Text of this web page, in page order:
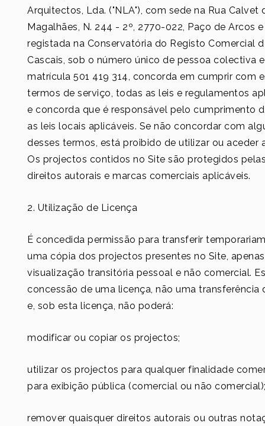
Arquitectos, Lda. ("NLA"), com sede na Rua Calvet
Magalhães, N. 244 - 2º, 2770-022, Paço de Arcos e
registada na Conservatória do Registo Comercial
Cascais, sob o número único de pessoa colectiva
matrícula 501 419 314, concorda em cumprir com
termos de serviço, todas as leis e regulamentos
e concorda que é responsável pelo cumprimento
as leis locais aplicáveis. Se não concordar com
desses termos, está proibido de utilizar ou aceder
Os projectos contidos no Site são protegidos
direitos autorais e marcas comerciais aplicáveis.
2. Utilização de Licença
É concedida permissão para transferir
uma cópia dos projectos presentes no Site,
visualização transitória pessoal e não comercial.
concessão de uma licença, não uma transferência
e, sob esta licença, não poderá:
modificar ou copiar os projectos;
utilizar os projectos para qualquer finalidade
para exibição pública (comercial ou não
remover quaisquer direitos autorais ou outras